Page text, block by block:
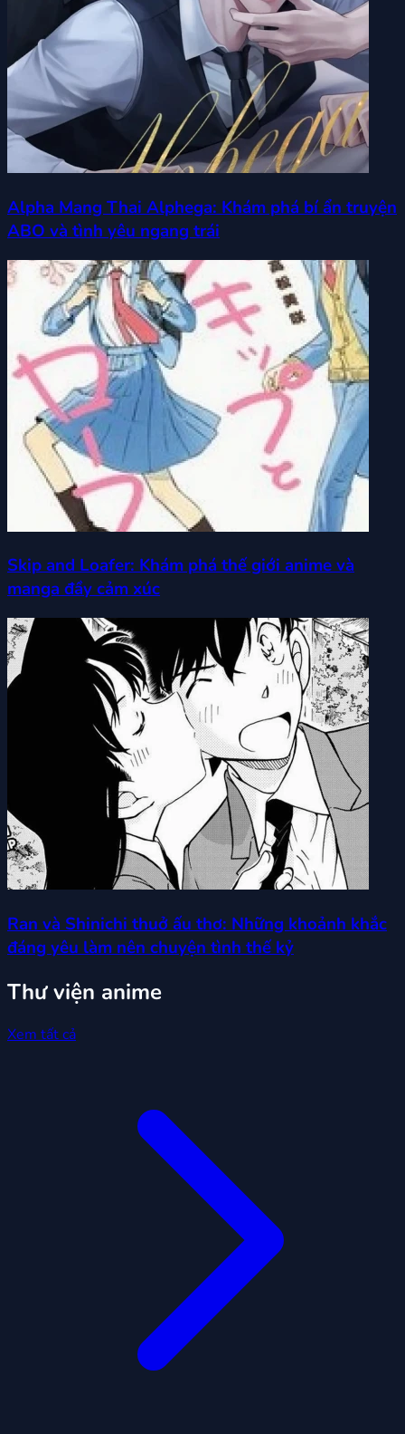
Alpha Mang Thai Alphega: Khám phá bí ẩn truyện
ABO và tình yêu ngang trái
Skip and Loafer: Khám phá thế giới anime và
manga đầy cảm xúc
Ran và Shinichi thuở ấu thơ: Những khoảnh khắc
đáng yêu làm nên chuyện tình thế kỷ
Thư viện anime
Xem tất cả